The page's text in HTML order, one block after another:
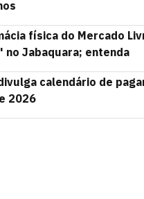
física do Mercado
no Jabaquara; entenda
calendário de
2026